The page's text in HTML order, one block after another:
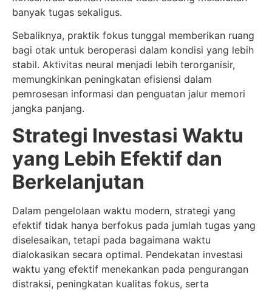
banyak tugas sekaligus.
Sebaliknya, praktik fokus tunggal memberikan ruang
bagi otak untuk beroperasi dalam kondisi yang lebih
stabil. Aktivitas neural menjadi lebih terorganisir,
memungkinkan peningkatan efisiensi dalam
pemrosesan informasi dan penguatan jalur memori
jangka panjang.
Strategi Investasi Waktu
yang Lebih Efektif dan
Berkelanjutan
Dalam pengelolaan waktu modern, strategi yang
efektif tidak hanya berfokus pada jumlah tugas yang
diselesaikan, tetapi pada bagaimana waktu
dialokasikan secara optimal. Pendekatan investasi
waktu yang efektif menekankan pada pengurangan
distraksi, peningkatan kualitas fokus, serta